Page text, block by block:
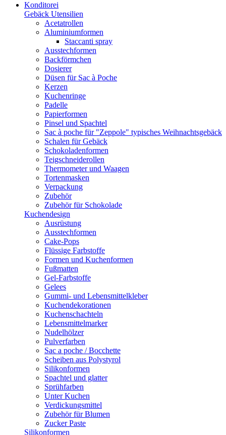
Konditorei
Gebäck Utensilien
Acetatrollen
Aluminiumformen
Staccanti spray
Ausstechformen
Backförmchen
Dosierer
Düsen für Sac à Poche
Kerzen
Kuchenringe
Padelle
Papierformen
Pinsel und Spachtel
Sac à poche für "Zeppole" typisches Weihnachtsgebäck
Schalen für Gebäck
Schokoladenformen
Teigschneiderollen
Thermometer und Waagen
Tortenmasken
Verpackung
Zubehör
Zubehör für Schokolade
Kuchendesign
Ausrüstung
Ausstechformen
Cake-Pops
Flüssige Farbstoffe
Formen und Kuchenformen
Fußmatten
Gel-Farbstoffe
Gelees
Gummi- und Lebensmittelkleber
Kuchendekorationen
Kuchenschachteln
Lebensmittelmarker
Nudelhölzer
Pulverfarben
Sac a poche / Bocchette
Scheiben aus Polystyrol
Silikonformen
Spachtel und glatter
Sprühfarben
Unter Kuchen
Verdickungsmittel
Zubehör für Blumen
Zucker Paste
Silikonformen